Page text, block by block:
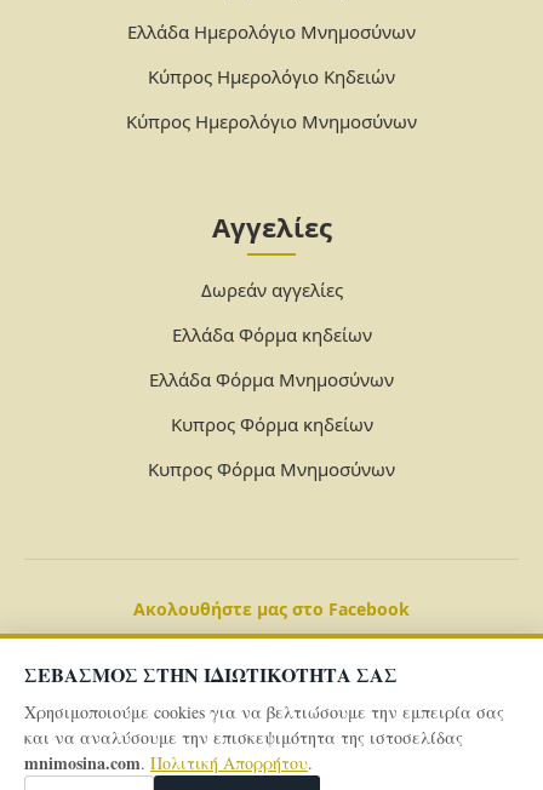
ΣΕΒΑΣΜΟΣ ΣΤΗΝ ΙΔΙΩΤΙΚΟΤΗΤΑ ΣΑΣ
Χρησιμοποιούμε cookies για να βελτιώσουμε την εμπειρία σας
και να αναλύσουμε την επισκεψιμότητα της ιστοσελίδας
mnimosina.com. Πολιτική Απορρήτου.
Ελλάδα Ημερολόγιο Μνημοσύνων
Κύπρος Ημερολόγιο Κηδειών
Κύπρος Ημερολόγιο Μνημοσύνων
Αγγελίες
Δωρεάν αγγελίες
Ελλάδα Φόρμα κηδείων
Ελλάδα Φόρμα Μνημοσύνων
Κυπρος Φόρμα κηδείων
Κυπρος Φόρμα Μνημοσύνων
Ακολουθήστε μας στο Facebook